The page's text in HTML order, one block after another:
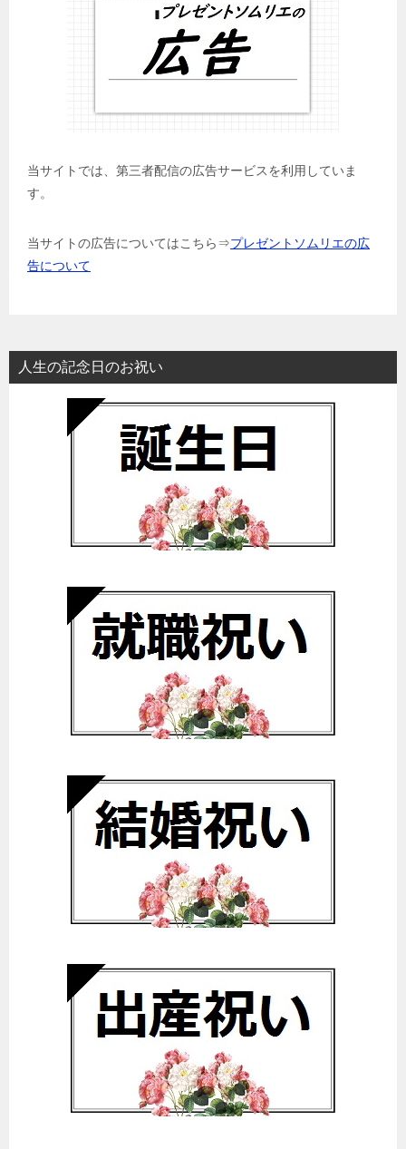
当サイトでは、第三者配信の広告サービスを利用していま
す。
当サイトの広告についてはこちら⇒プレゼントソムリエの広
告について
人生の記念日のお祝い